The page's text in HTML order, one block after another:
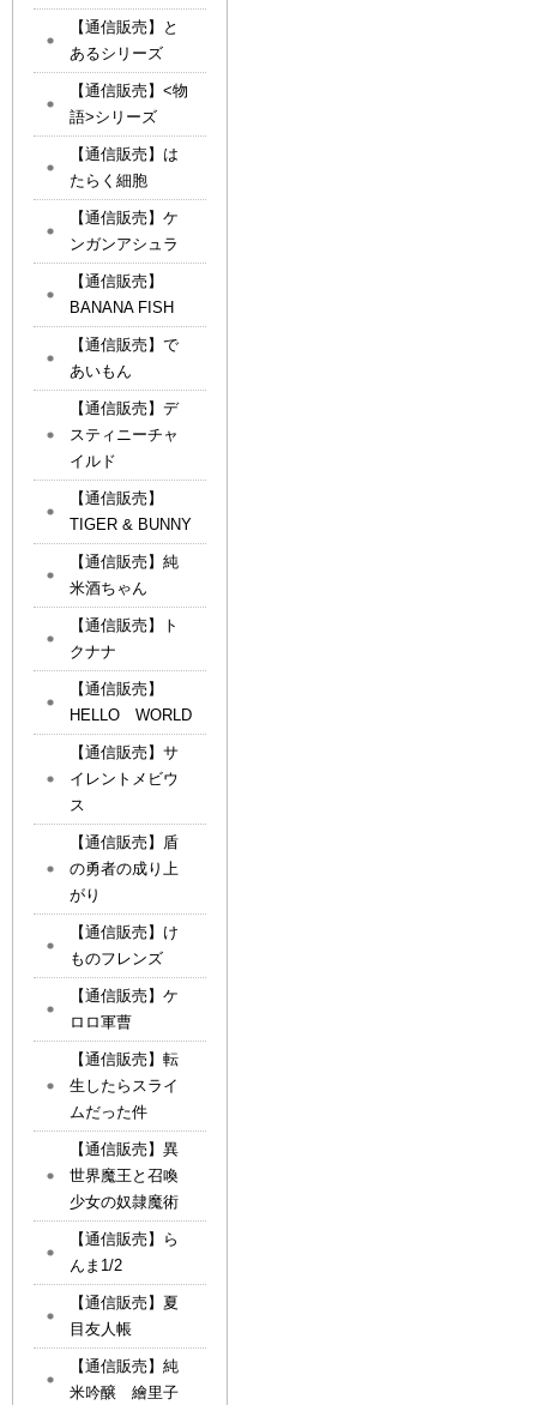
【通信販売】と
あるシリーズ
【通信販売】<物
語>シリーズ
【通信販売】は
たらく細胞
【通信販売】ケ
ンガンアシュラ
【通信販売】
BANANA FISH
【通信販売】で
あいもん
【通信販売】デ
スティニーチャ
イルド
【通信販売】
TIGER & BUNNY
【通信販売】純
米酒ちゃん
【通信販売】ト
クナナ
【通信販売】
HELLO WORLD
【通信販売】サ
イレントメビウ
ス
【通信販売】盾
の勇者の成り上
がり
【通信販売】け
ものフレンズ
【通信販売】ケ
ロロ軍曹
【通信販売】転
生したらスライ
ムだった件
【通信販売】異
世界魔王と召喚
少女の奴隷魔術
【通信販売】ら
んま1/2
【通信販売】夏
目友人帳
【通信販売】純
米吟醸 繪里子